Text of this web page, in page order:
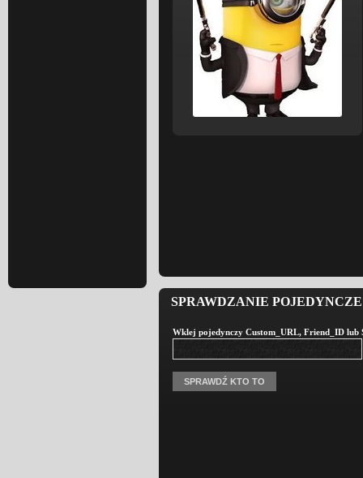
SPRAWDZANIE
Wklej pojedynczy Custom_URL, Friend_ID lub